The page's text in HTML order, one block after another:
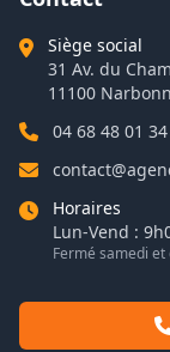
Siège social
31 Av. du
11100
04 68 48 01 34
Horaires
Lun-Vend :
Fermé samedi et